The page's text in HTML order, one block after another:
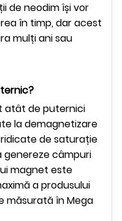
de neodim își vor
în timp, dar acest
mulți ani sau
atât de puternici
la demagnetizare
de saturație
câmpuri
magnet este
a produsului
măsurată în Mega